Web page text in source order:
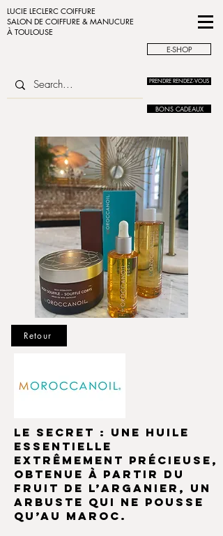
PRENDRE RENDEZ-VOUS
LUCIE LECLERC COIFFURE
SALON DE COIFFURE & MANUCURE
À TOULOUSE
E-SHOP
BONS CADEAUX
Retour
Le secret : une huile
essentielle
extrêmement précieuse,
obtenue à partir du
fruit de l’arganier, un
arbuste qui ne pousse
qu’au Maroc.